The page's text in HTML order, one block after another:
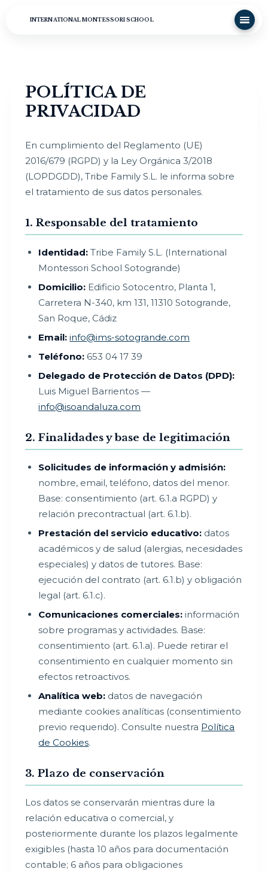
INTERNATIONAL MONTESSORI SCHOOL
POLÍTICA DE
PRIVACIDAD
En cumplimiento del Reglamento (UE)
2016/679 (RGPD) y la Ley Orgánica 3/2018
(LOPDGDD), Tribe Family S.L. le informa sobre
el tratamiento de sus datos personales.
1. Responsable del tratamiento
Identidad: Tribe Family S.L. (International
Montessori School Sotogrande)
Domicilio: Edificio Sotocentro, Planta 1,
Carretera N-340, km 131, 11310 Sotogrande,
San Roque, Cádiz
Email: info@ims-sotogrande.com
Teléfono: 653 04 17 39
Delegado de Protección de Datos (DPD):
Luis Miguel Barrientos —
info@isoandaluza.com
2. Finalidades y base de legitimación
Solicitudes de información y admisión:
nombre, email, teléfono, datos del menor.
Base: consentimiento (art. 6.1.a RGPD) y
relación precontractual (art. 6.1.b).
Prestación del servicio educativo: datos
académicos y de salud (alergias, necesidades
especiales) y datos de tutores. Base:
ejecución del contrato (art. 6.1.b) y obligación
legal (art. 6.1.c).
Comunicaciones comerciales: información
sobre programas y actividades. Base:
consentimiento (art. 6.1.a). Puede retirar el
consentimiento en cualquier momento sin
efectos retroactivos.
Analítica web: datos de navegación
mediante cookies analíticas (consentimiento
previo requerido). Consulte nuestra Política
de Cookies.
3. Plazo de conservación
Los datos se conservarán mientras dure la
relación educativa o comercial, y
posteriormente durante los plazos legalmente
exigibles (hasta 10 años para documentación
contable; 6 años para obligaciones